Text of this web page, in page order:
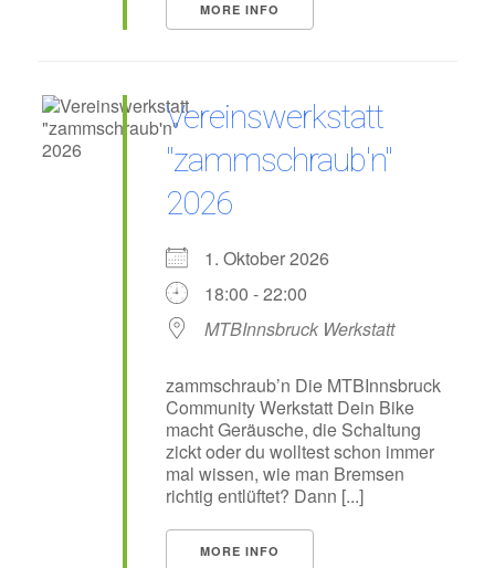
MORE INFO
Vereinswerkstatt
"zammschraub'n"
2026
1. Oktober 2026
18:00 - 22:00
MTBInnsbruck Werkstatt
zammschraub’n Die MTBInnsbruck
Community Werkstatt Dein Bike
macht Geräusche, die Schaltung
zickt oder du wolltest schon immer
mal wissen, wie man Bremsen
richtig entlüftet? Dann [...]
MORE INFO